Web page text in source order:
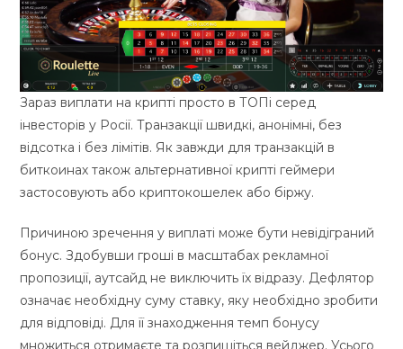
Зараз виплати на крипті просто в ТОПі серед
інвесторів у Росії. Транзакції швидкі, анонімні, без
відсотка і без лімітів. Як завжди для транзакцій в
биткоинах також альтернативної крипті геймери
застосовують або криптокошелек або біржу.
Причиною зречення у виплаті може бути невідіграний
бонус. Здобувши гроші в масштабах рекламної
пропозиції, аутсайд не виключить їх відразу. Дефлятор
означає необхідну суму ставку, яку необхідно зробити
для відповіді. Для її знаходження темп бонусу
множиться отримаєте та розпишіться вейджер. Усього